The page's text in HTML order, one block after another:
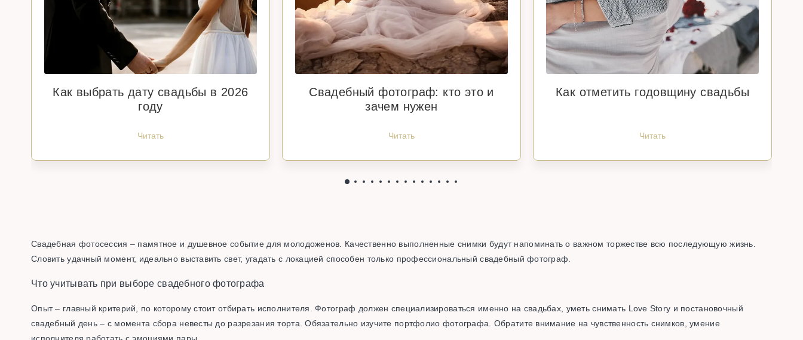
Как выбрать дату свадьбы в 2026
году
Читать
Свадебный фотограф: кто это и
зачем нужен
Читать
Как отметить годовщину свадьбы
Читать
Свадебная фотосессия – памятное и душевное событие для молодоженов. Качественно выполненные снимки будут напоминать о важном торжестве всю последующую жизнь.
Словить удачный момент, идеально выставить свет, угадать с локацией способен только профессиональный свадебный фотограф.
Что учитывать при выборе свадебного фотографа
Опыт – главный критерий, по которому стоит отбирать исполнителя. Фотограф должен специализироваться именно на свадьбах, уметь снимать Love Story и постановочный
свадебный день – с момента сбора невесты до разрезания торта. Обязательно изучите портфолио фотографа. Обратите внимание на чувственность снимков, умение